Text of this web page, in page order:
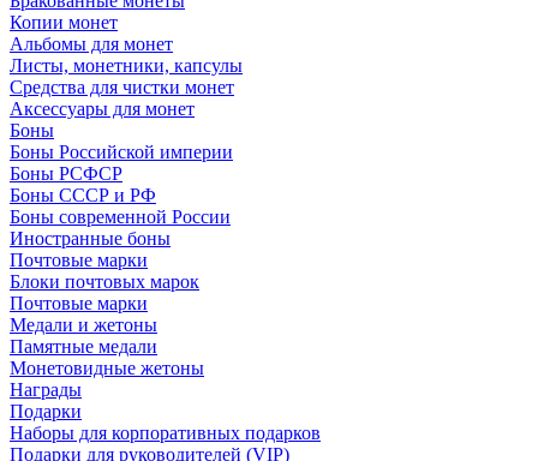
Копии монет
Альбомы для монет
Листы, монетники, капсулы
Средства для чистки монет
Аксессуары для монет
Боны
Боны Российской империи
Боны РСФСР
Боны СССР и РФ
Боны современной России
Иностранные боны
Почтовые марки
Блоки почтовых марок
Почтовые марки
Медали и жетоны
Памятные медали
Монетовидные жетоны
Награды
Подарки
Наборы для корпоративных подарков
Подарки для руководителей (VIP)